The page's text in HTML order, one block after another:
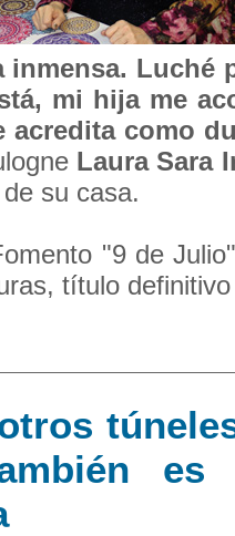
inmensa. Luché
mi hija me
acredita como
Laura Sara
su casa.
"9 de
título
es